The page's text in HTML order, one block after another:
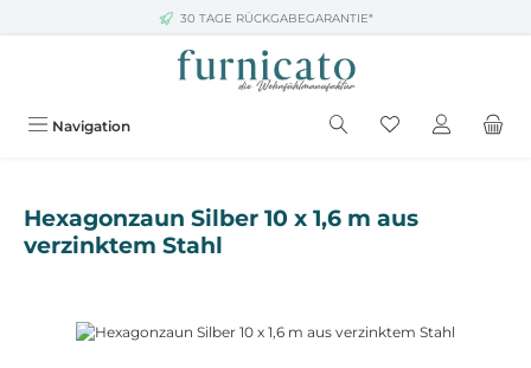
Zum Hauptinhalt springen30 TAGE RÜCKGABEGARANTIE*
Navigation
Hexagonzaun Silber 10 x 1,6 m aus
verzinktem Stahl
Bildergalerie überspringen